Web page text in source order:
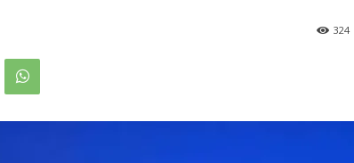
324